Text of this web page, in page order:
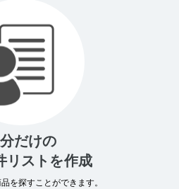
だけの
リストを作成
を探すことができます。